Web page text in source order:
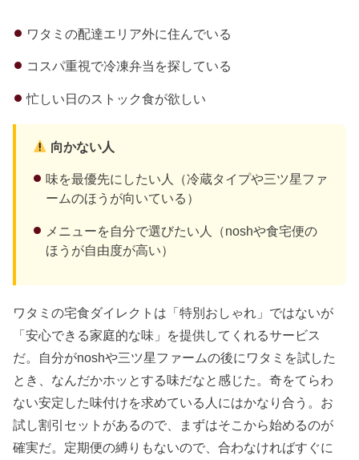
ワタミの配達エリア外に住んでいる
コスパ重視で冷凍弁当を探している
忙しい日のストック食が欲しい
向かない人
味を最優先にしたい人（冷蔵タイプや三ツ星ファ
ームのほうが向いている）
メニューを自分で選びたい人（noshや食宅便の
ほうが自由度が高い）
ワタミの宅食ダイレクトは「特別おしゃれ」ではないが
「安心できる家庭的な味」を提供してくれるサービス
だ。自分がnoshや三ツ星ファームの後にワタミを試した
とき、なんだかホッとする味だなと感じた。奇をてらわ
ない安定した味付けを求めている人にはかなり合う。お
試し割引セットがあるので、まずはそこから始めるのが
確実だ。定期便の縛りもないので、合わなければすぐに